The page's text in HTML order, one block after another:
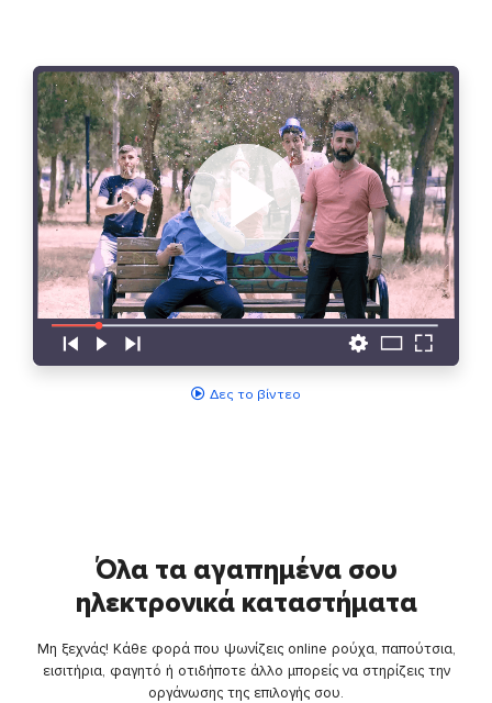
Δες το βίντεο
Όλα τα αγαπημένα σου
ηλεκτρονικά καταστήματα
Μη ξεχνάς! Κάθε φορά που ψωνίζεις online ρούχα, παπούτσια,
εισιτήρια, φαγητό ή οτιδήποτε άλλο μπορείς να στηρίζεις την
οργάνωσης της επιλογής σου.